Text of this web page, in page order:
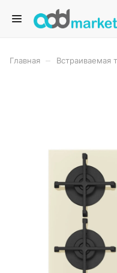
Главная Встраиваемая